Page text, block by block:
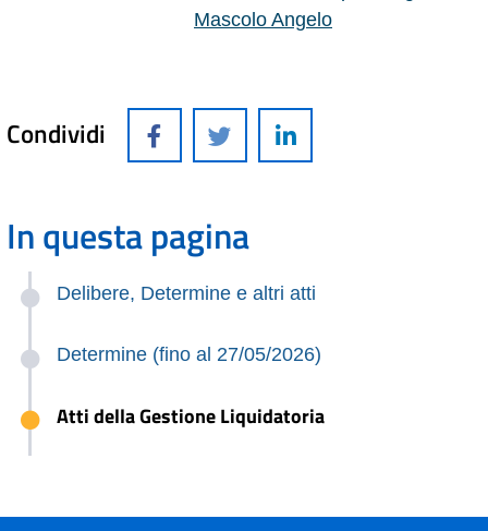
Mascolo Angelo
Condividi
In questa pagina
Delibere, Determine e altri atti
Determine (fino al 27/05/2026)
Atti della Gestione Liquidatoria